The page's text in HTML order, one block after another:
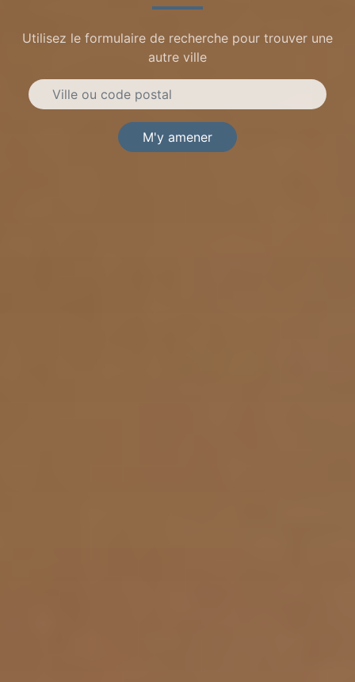
Utilisez le formulaire de recherche pour trouver une
autre ville
M'y amener